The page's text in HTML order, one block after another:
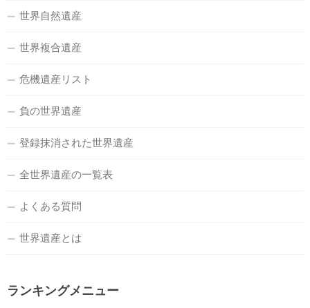
世界自然遺産
世界複合遺産
危機遺産リスト
負の世界遺産
登録抹消された世界遺産
全世界遺産の一覧表
よくある質問
世界遺産とは
ランキングメニュー